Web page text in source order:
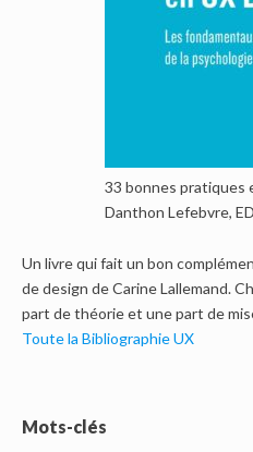
33 bonnes pratiques
Danthon Lefebvre,
Un livre qui fait un bon
de design de Carine Lallemand.
part de théorie et une part de
Toute la Bibliographie UX
Mots-clés